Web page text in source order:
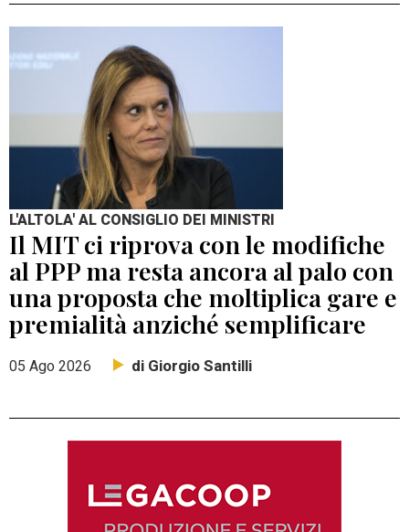
L'ALTOLA' AL CONSIGLIO DEI MINISTRI
Il MIT ci riprova con le modifiche
al PPP ma resta ancora al palo con
una proposta che moltiplica gare e
premialità anziché semplificare
05 Ago 2026 di Giorgio Santilli